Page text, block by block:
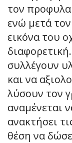
τον
ενώ μετά
εικόνα του
συλλέγουν
και να
λύσουν τον
αναμένεται
ανακτήσει
θέση να